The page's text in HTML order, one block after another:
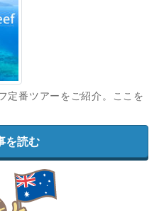
定番ツアーをご紹介。ここを
を読む